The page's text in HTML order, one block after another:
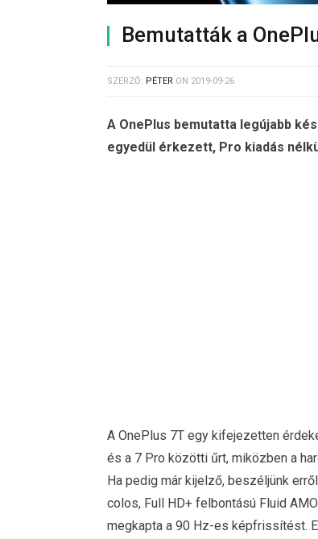
Bemutatták a
SZERZŐ: PÉTER ON 2019-09-26
A OnePlus bemutatta legújabb
egyedül érkezett, Pro kiadás
A OnePlus 7T egy kifejezetten
és a 7 Pro közötti űrt, miközben a
Ha pedig már kijelző, beszéljünk
colos, Full HD+ felbontású Fluid
megkapta a 90 Hz-es képfrissítést.